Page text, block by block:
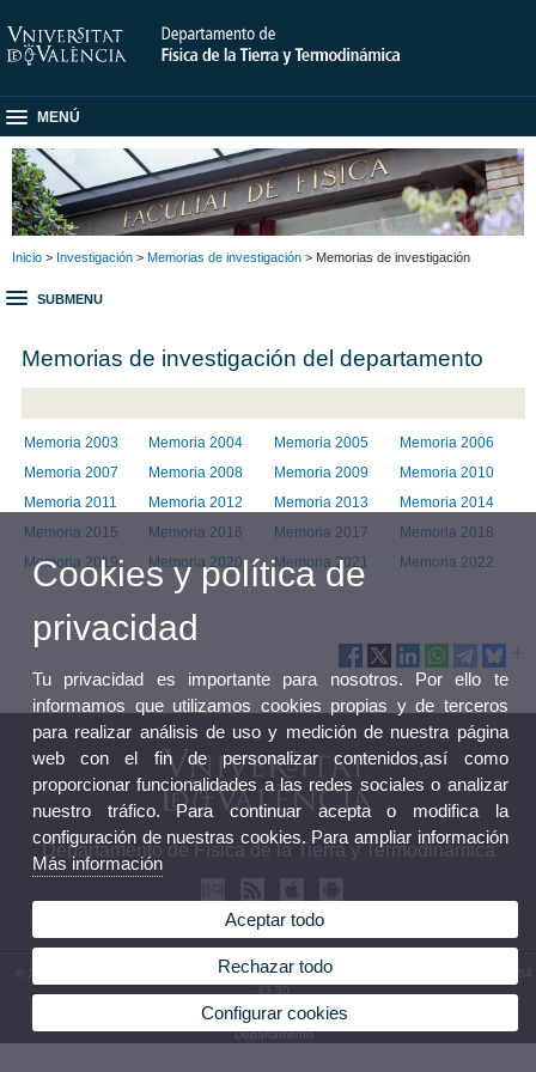
MENÚ
Inicio > Investigación > Memorias de investigación > Memorias de investigación
SUBMENU
Memorias de investigación del departamento
Memoria 2003 Memoria 2004 Memoria 2005
Memoria 2006
Memoria 2007
Memoria 2008 Memoria 2009
Memoria 2010
Memoria 2011
Memoria 2012 Memoria 2013
Memoria 2014
Memoria 2015
Memoria 2016 Memoria 2017
Memoria 2018
Memoria 2019
Memoria 2020 Memoria 2021 Memoria 2022
Departamento de Física de la Tierra y Termodinámica
© 2026 UV. - Av. Vicent Andrés Estellés, 19 46100 Burjassot, Valencia.Teléfono: (+34) 96 354
43 50
|Política privacidad|Cookies
Departamento
Cookies y política de
privacidad
Tu privacidad es importante para nosotros. Por ello te
informamos que utilizamos cookies propias y de terceros
para realizar análisis de uso y medición de nuestra página
web con el fin de personalizar contenidos,así como
proporcionar funcionalidades a las redes sociales o analizar
nuestro tráfico. Para continuar acepta o modifica la
configuración de nuestras cookies. Para ampliar información
Más información
Aceptar todo
Rechazar todo
Configurar cookies